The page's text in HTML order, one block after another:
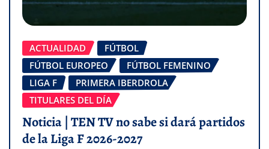
ACTUALIDAD
FÚTBOL
FÚTBOL EUROPEO
FÚTBOL FEMENINO
LIGA F
PRIMERA IBERDROLA
TITULARES DEL DÍA
Noticia | TEN TV no sabe si dará partidos
de la Liga F 2026-2027